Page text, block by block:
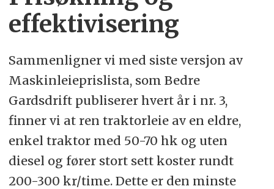
effektivisering
Sammenligner vi med siste versjon av
Maskinleieprislista, som Bedre
Gardsdrift publiserer hvert år i nr. 3,
finner vi at ren traktorleie av en eldre,
enkel traktor med 50-70 hk og uten
diesel og fører stort sett koster rundt
200-300 kr/time. Dette er den minste